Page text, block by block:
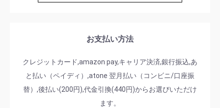
お支払い方法
クレジットカード,amazon pay,キャリア決済,銀行振込,あ
と払い（ペイディ）,atone 翌月払い（コンビニ/口座振
替）,後払い(200円),代金引換(440円)からお選びいただけ
ます。